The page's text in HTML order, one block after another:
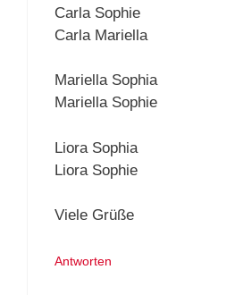
Carla Sophie
Carla Mariella
Mariella Sophia
Mariella Sophie
Liora Sophia
Liora Sophie
Viele Grüße
Antworten